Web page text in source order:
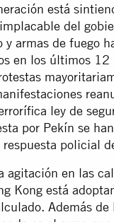
está
del
y armas de fuego
en los últimos 12
ley de
por Pekín se
policial
agitación en las
Kong está
Además de